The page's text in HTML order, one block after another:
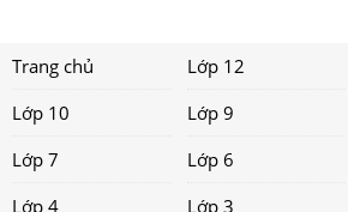
Trang chủ Lớp 12
Lớp 10
Lớp 9
Lớp 7
Lớp 6
Lớp 4
Lớp 3